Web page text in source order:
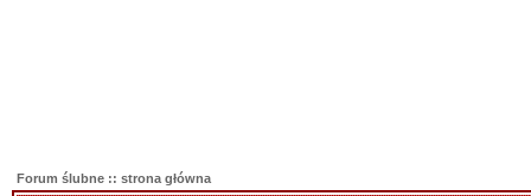
Forum ślubne :: strona główna